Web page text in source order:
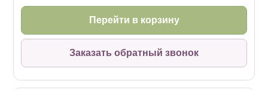
Перейти в корзину
Заказать обратный звонок